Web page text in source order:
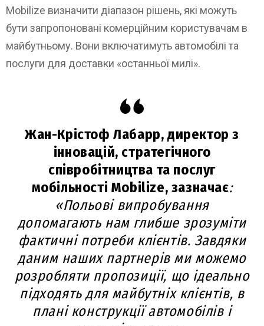
Mobilize визначити діапазон рішень, які можуть
бути запропоновані комерційним користувачам в
майбутньому. Вони включатимуть автомобілі та
послуги для доставки «останньої милі».
Жан-Крістоф Лабарр, директор з
інновацій, стратегічного
співробітництва та послуг
мобільності Mobilize, зазначає:
«Польові випробування
допомагають нам глибше зрозуміти
фактичні потреби клієнтів. Завдяки
даним наших партнерів ми можемо
розробляти пропозиції, що ідеально
підходять для майбутніх клієнтів, в
плані конструкції автомобілів і